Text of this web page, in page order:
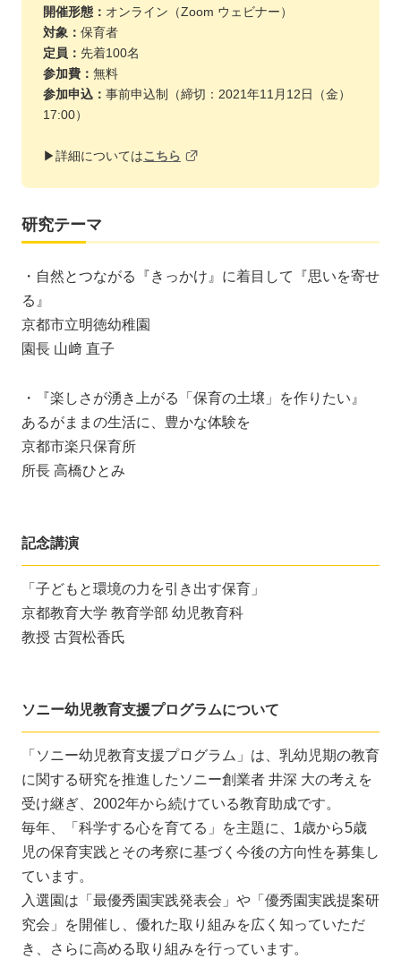
開催形態： オンライン（Zoom ウェビナー）
対象： 保育者
定員： 先着100名
参加費： 無料
参加申込： 事前申込制（締切：2021年11月12日（金）
17:00）
▶詳細についてはこちら
研究テーマ
・自然とつながる『きっかけ』に着目して『思いを寄せ
る』
京都市立明徳幼稚園
園長 山﨑 直子
・『楽しさが湧き上がる「保育の土壌」を作りたい』
あるがままの生活に、豊かな体験を
京都市楽只保育所
所長 高橋ひとみ
記念講演
「子どもと環境の力を引き出す保育」
京都教育大学 教育学部 幼児教育科
教授 古賀松香氏
ソニー幼児教育支援プログラムについて
「ソニー幼児教育支援プログラム」は、乳幼児期の教育
に関する研究を推進したソニー創業者 井深 大の考えを
受け継ぎ、2002年から続けている教育助成です。
毎年、「科学する心を育てる」を主題に、1歳から5歳
児の保育実践とその考察に基づく今後の方向性を募集し
ています。
入選園は「最優秀園実践発表会」や「優秀園実践提案研
究会」を開催し、優れた取り組みを広く知っていただ
き、さらに高める取り組みを行っています。